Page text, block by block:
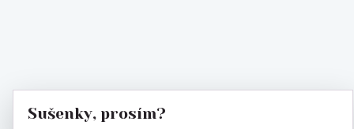
Sušenky, prosím?